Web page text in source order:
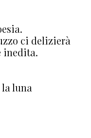
ci delizierà
inedita.
luna